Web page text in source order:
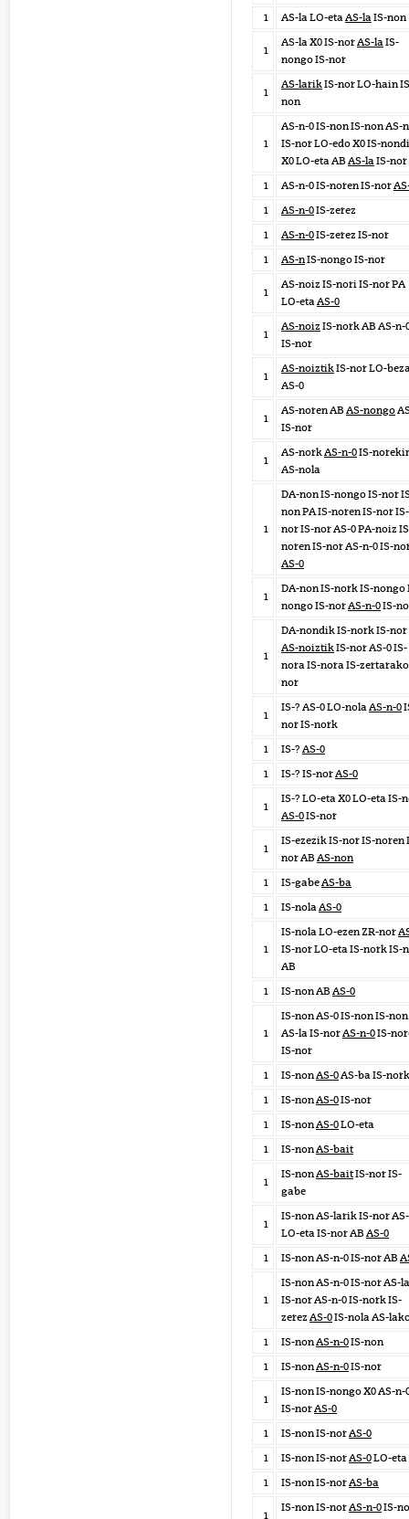
1
AS-la LO-etaAS-laIS-non
1
AS-la X0 IS-norAS-laIS-
nongo IS-nor
1
AS-larikIS-nor LO-hain
non
1
AS-n-0 IS-non IS-non AS-
IS-nor LO-edo X0 IS-
X0 LO-eta AB AS-laIS-nor
1
AS-n-0 IS-noren IS-nor
1
AS-n-0IS-zerez
1
AS-n-0IS-zerez IS-nor
1
AS-nIS-nongo IS-nor
1
AS-noiz IS-nori IS-nor PA
LO-etaAS-0
1
AS-noiz IS-nork AB AS-n-
IS-nor
1
AS-noiztikIS-nor LO-
AS-0
1
AS-noren AB AS-nongo
IS-nor
1
AS-norkAS-n-0IS-
AS-nola
1
DA-non IS-nongo IS-nor
non PA IS-noren IS-nor IS-
nor IS-nor AS-0 PA-noiz
noren IS-nor AS-n-0 IS-
AS-0
1
DA-non IS-nork IS-nongo
nongo IS-norAS-n-0IS-
1
DA-nondik IS-nork IS-nor
AS-noiztikIS-nor AS-0 IS-
nora IS-nora IS-
nor
1
IS-? AS-0 LO-nolaAS-n-0
nor IS-nork
1
IS-? AS-0
1
IS-? IS-norAS-0
1
IS-? LO-eta X0 LO-eta IS-
AS-0IS-nor
1
IS-ezezik IS-nor IS-noren
nor AB AS-non
1
IS-gabeAS-ba
1
IS-nolaAS-0
1
IS-nola LO-ezen ZR-nor
IS-nor LO-eta IS-nork IS-
AB
1
IS-non AB AS-0
1
IS-non AS-0 IS-non IS-non
AS-la IS-norAS-n-0IS-
IS-nor
1
IS-nonAS-0AS-ba IS-nork
1
IS-nonAS-0IS-nor
1
IS-nonAS-0LO-eta
1
IS-nonAS-bait
1
IS-nonAS-baitIS-nor IS-
gabe
1
IS-non AS-larik IS-nor
LO-eta IS-nor AB AS-0
1
IS-non AS-n-0 IS-nor AB
1
IS-non AS-n-0 IS-nor AS-la
IS-nor AS-n-0 IS-nork IS-
zerez AS-0IS-nola AS-
1
IS-nonAS-n-0IS-non
1
IS-nonAS-n-0IS-nor
1
IS-non IS-nongo X0 AS-n-
IS-norAS-0
1
IS-non IS-norAS-0
1
IS-non IS-norAS-0LO-eta
1
IS-non IS-norAS-ba
1
IS-non IS-norAS-n-0IS-